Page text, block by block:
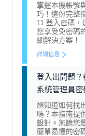
掌握本機帳號
巧！這份完整
11 登入密碼
您享受免密碼
細解決方案！
詳細信息
登入出問題
系統管理員密
想知道如何找
嗎？本指南提
設計。無論您
簡單易懂的密